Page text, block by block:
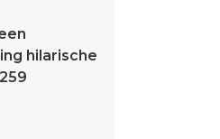
hilarische